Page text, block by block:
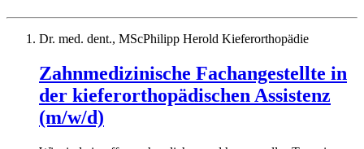
Dr. med. dent., MScPhilipp Herold Kieferorthopädie
Zahnmedizinische Fachangestellte in
der kieferorthopädischen Assistenz
(m/w/d)